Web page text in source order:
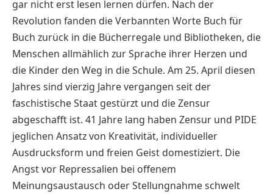
gar nicht erst lesen lernen dürfen. Nach der
Revolution fanden die Verbannten Worte Buch für
Buch zurück in die Bücherregale und Bibliotheken, die
Menschen allmählich zur Sprache ihrer Herzen und
die Kinder den Weg in die Schule. Am 25. April diesen
Jahres sind vierzig Jahre vergangen seit der
faschistische Staat gestürzt und die Zensur
abgeschafft ist. 41 Jahre lang haben Zensur und PIDE
jeglichen Ansatz von Kreativität, individueller
Ausdrucksform und freien Geist domestiziert. Die
Angst vor Repressalien bei offenem
Meinungsaustausch oder Stellungnahme schwelt